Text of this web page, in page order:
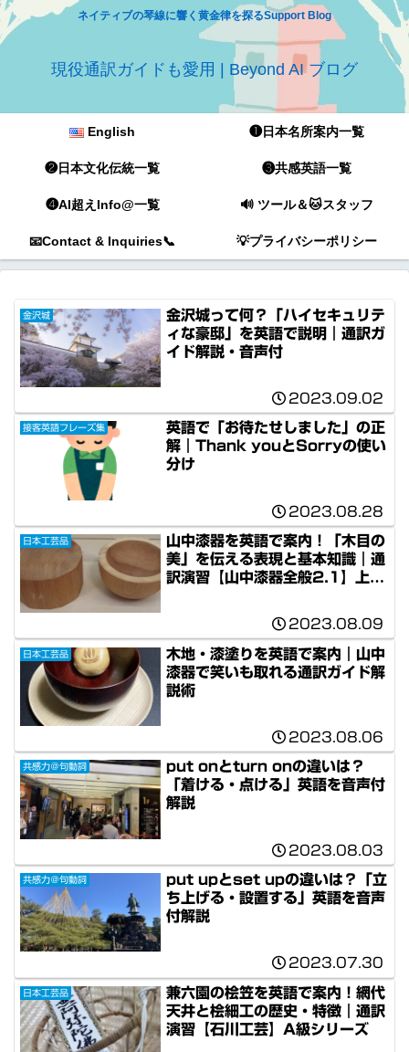
ネイティブの琴線に響く黄金律を探るSupport Blog
現役通訳ガイドも愛用 | Beyond AI ブログ
English ❶日本名所案内一覧
❷日本文化伝統一覧 ❸共感英語一覧
❹AI超えInfo@一覧 🔊 ツール＆🐱スタッフ
📧Contact & Inquiries📞 💡プライバシーポリシー
金沢城
金沢城って何？「ハイセキュリテ
ィな豪邸」を英語で説明｜通訳ガ
イド解説・音声付
2023.09.02
接客英語フレーズ集
英語で「お待たせしました」の正
解｜Thank youとSorryの使い
分け
2023.08.28
日本工芸品
山中漆器を英語で案内！「木目の
美」を伝える表現と基本知識｜通
訳演習【山中漆器全般2.1】上級
2023.08.09
日本工芸品
木地・漆塗りを英語で案内｜山中
漆器で笑いも取れる通訳ガイド解
説術
2023.08.06
共感力＠句動詞
put onとturn onの違いは？
「着ける・点ける」英語を音声付
解説
2023.08.03
共感力＠句動詞
put upとset upの違いは？「立
ち上げる・設置する」英語を音声
付解説
2023.07.30
日本工芸品
兼六園の桧笠を英語で案内！網代
天井と桧細工の歴史・特徴｜通訳
演習【石川工芸】A級シリーズ